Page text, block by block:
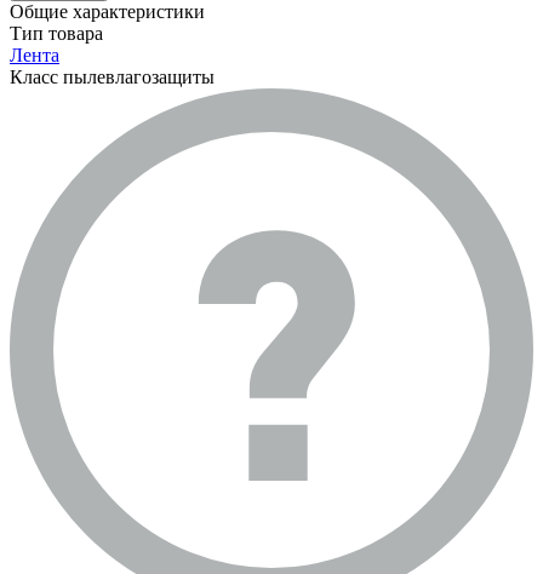
Общие характеристики
Тип товара
Лента
Класс пылевлагозащиты